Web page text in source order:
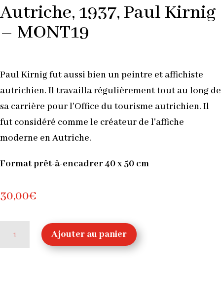
Autriche, 1937, Paul Kirnig
– MONT19
Paul Kirnig fut aussi bien un peintre et affichiste
autrichien. Il travailla régulièrement tout au long de
sa carrière pour l'Office du tourisme autrichien. Il
fut considéré comme le créateur de l'affiche
moderne en Autriche.
Format prêt-à-encadrer 40 x 50 cm
30,00€
quantité
de
Ajouter au panier